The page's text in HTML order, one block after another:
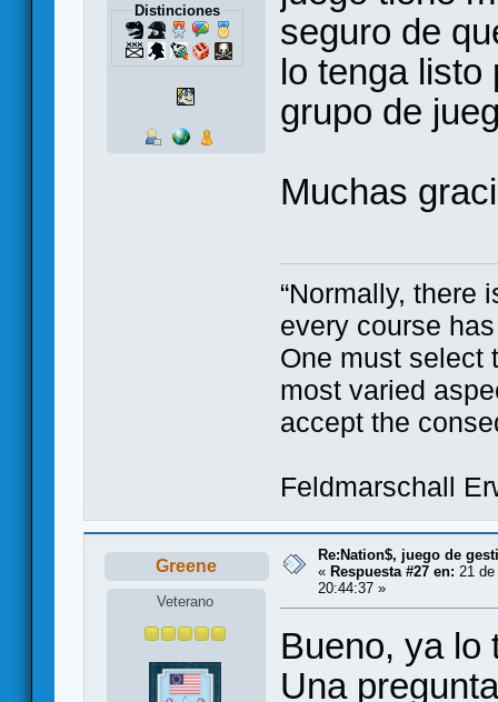
Distinciones
seguro de
lo tenga listo
grupo de
Muchas
“Normally, there
every course
One must select
most varied
accept the
Feldmarschall
Greene
Veterano
Re:Nation$, juego de
« Respuesta #27 en: 21
20:44:37 »
Bueno, ya lo
Una